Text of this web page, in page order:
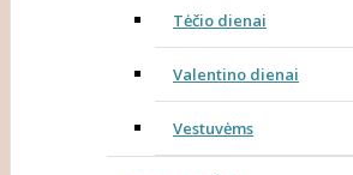
Tėčio dienai
Valentino dienai
Vestuvėms